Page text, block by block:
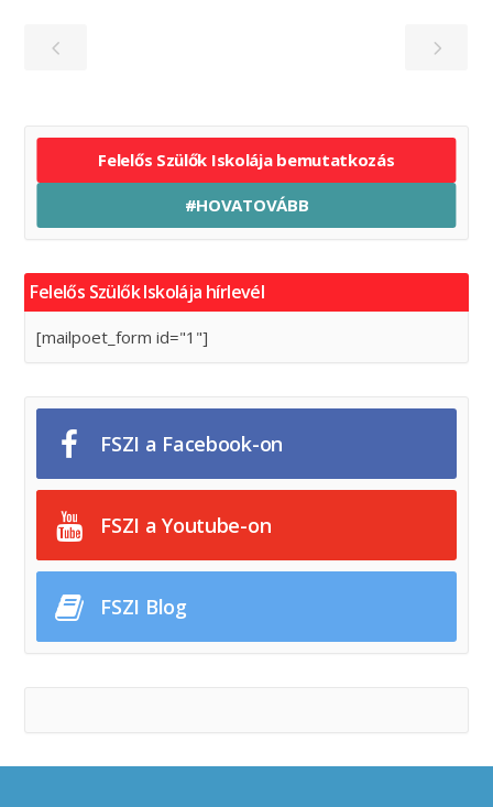
Felelős Szülők Iskolája bemutatkozás
#HOVATOVÁBB
Felelős Szülők Iskolája hírlevél
[mailpoet_form id="1"]
FSZI a Facebook-on
FSZI a Youtube-on
FSZI Blog